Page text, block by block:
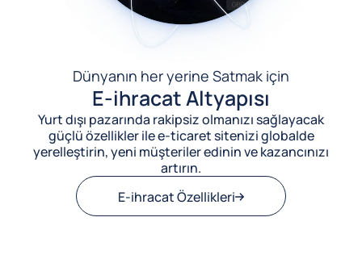
Dünyanın her yerine Satmak için
E-ihracat Altyapısı
Yurt dışı pazarında rakipsiz olmanızı sağlayacak
güçlü özellikler ile e-ticaret sitenizi globalde
yerelleştirin, yeni müşteriler edinin ve kazancınızı
artırın.
E-ihracat Özellikleri